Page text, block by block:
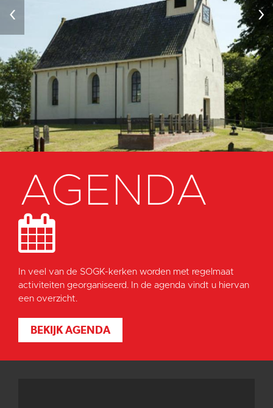
‹ ›
AGENDA
In veel van de SOGK-kerken worden met regelmaat
activiteiten georganiseerd. In de agenda vindt u hiervan
een overzicht.
BEKIJK AGENDA